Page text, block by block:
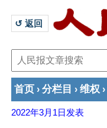
↺ 返回
首页 › 分栏目 › 维权 ›
2022年3月1日 发表